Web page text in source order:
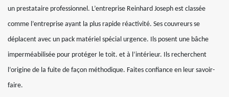
un prestataire professionnel. L’entreprise Reinhard Joseph est classée
comme l’entreprise ayant la plus rapide réactivité. Ses couvreurs se
déplacent avec un pack matériel spécial urgence. Ils posent une bâche
imperméabilisée pour protéger le toit. et à l’intérieur. Ils recherchent
l’origine de la fuite de façon méthodique. Faites confiance en leur savoir-
faire.